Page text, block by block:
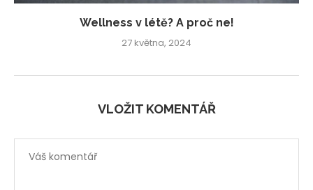
Wellness v létě? A proč ne!
27 května, 2024
VLOŽIT KOMENTÁŘ